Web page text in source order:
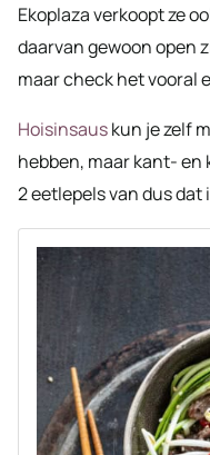
Ekoplaza verkoopt ze
daarvan gewoon open
maar check het vooral
Hoisinsauskun je zelf
hebben, maar kant- en
2 eetlepels van dus dat